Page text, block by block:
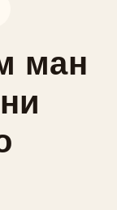
ман